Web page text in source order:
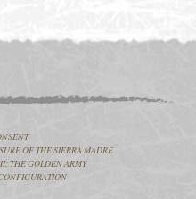
OF THE SIERRA MADRE
THE GOLDEN ARMY